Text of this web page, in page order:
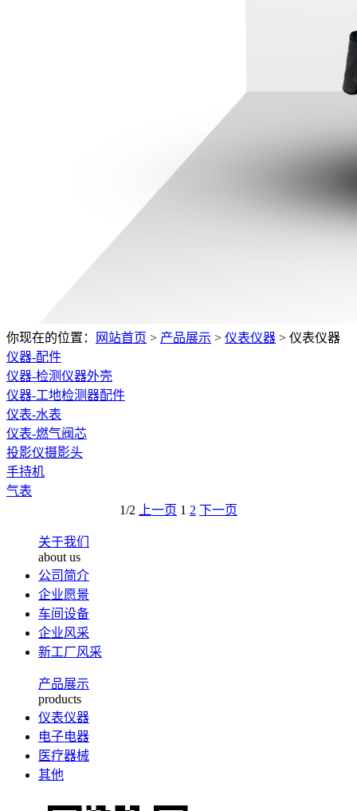
你现在的位置： 网站首页 > 产品展示 > 仪表仪器 > 仪表仪器
仪器-配件
仪器-检测仪器外壳
仪器-工地检测器配件
仪表-水表
仪表-燃气阀芯
投影仪摄影头
手持机
气表
1/2
上一页 1 2 下一页
关于我们
about us
公司简介
企业愿景
车间设备
企业风采
新工厂风采
产品展示
products
仪表仪器
电子电器
医疗器械
其他